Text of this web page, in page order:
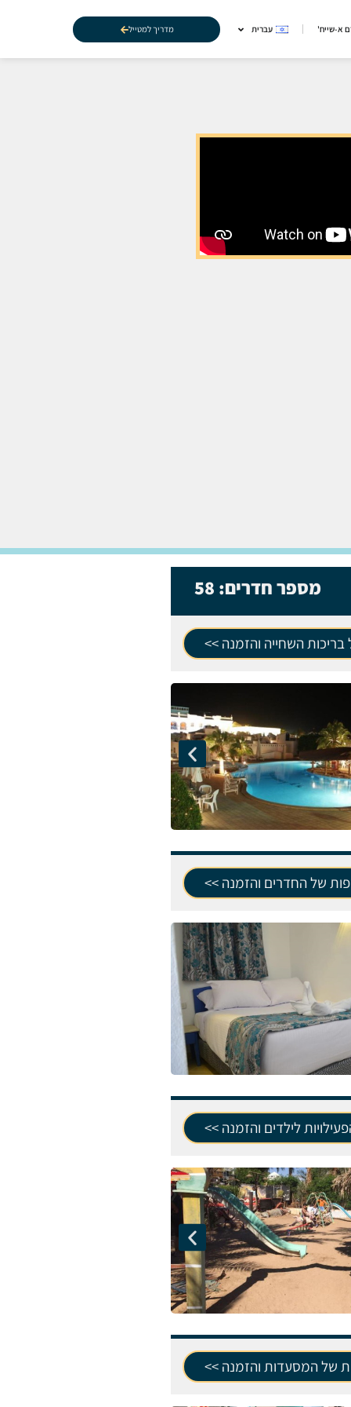
א-שייח' עברית מדריך למטייל
מספר חדרים: 58
השחייה והזמנה >>
של החדרים והזמנה >>
לילדים והזמנה >>
של המסעדות והזמנה >>